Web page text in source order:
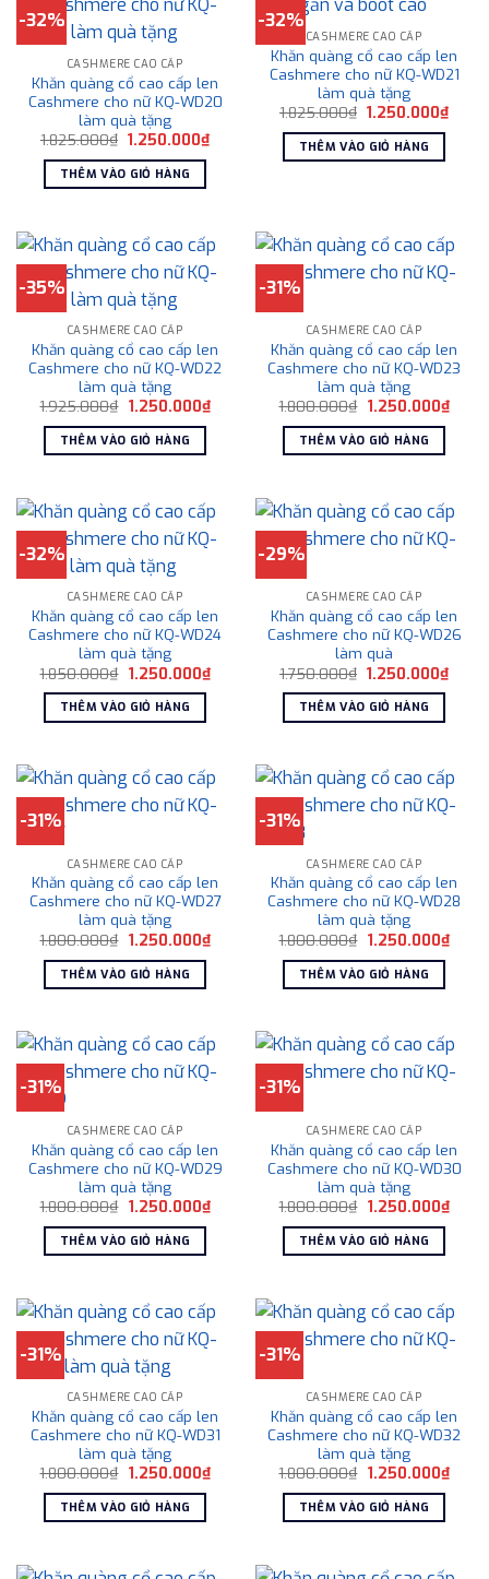
-32%
CASHMERE CAO CẤP
Khăn quàng cổ cao cấp len
Cashmere cho nữ KQ-WD20
làm quà tặng
1.825.000₫ Giá
là:
1.825.000₫.
1.250.000₫Giá
hiện
THÊM VÀO GIỎ HÀNG
-32%
CASHMERE CAO CẤP
Khăn quàng cổ cao cấp len
Cashmere cho nữ KQ-WD21
làm quà tặng
1.825.000₫ Giá
là:
1.825.000₫.
1.250.000₫Giá
hiện
THÊM VÀO GIỎ HÀNG
-35%
CASHMERE CAO CẤP
Khăn quàng cổ cao cấp len
Cashmere cho nữ KQ-WD22
làm quà tặng
1.925.000₫ Giá
là:
1.925.000₫.
1.250.000₫Giá
hiện
1.250.000₫.
THÊM VÀO GIỎ HÀNG
-31%
CASHMERE CAO CẤP
Khăn quàng cổ cao cấp len
Cashmere cho nữ KQ-WD23
làm quà tặng
1.800.000₫ Giá
là:
1.800.000₫.
1.250.000₫Giá
hiện
THÊM VÀO GIỎ HÀNG
-32%
CASHMERE CAO CẤP
Khăn quàng cổ cao cấp len
Cashmere cho nữ KQ-WD24
làm quà tặng
1.850.000₫ Giá
là:
1.850.000₫.
1.250.000₫Giá
hiện
1.250.000₫.
THÊM VÀO GIỎ HÀNG
-29%
CASHMERE CAO CẤP
Khăn quàng cổ cao cấp len
Cashmere cho nữ KQ-WD26
làm quà
1.750.000₫ Giá
là:
1.750.000₫.
1.250.000₫Giá
hiện
THÊM VÀO GIỎ HÀNG
-31%
CASHMERE CAO CẤP
Khăn quàng cổ cao cấp len
Cashmere cho nữ KQ-WD27
làm quà tặng
1.800.000₫ Giá
là:
1.800.000₫.
1.250.000₫Giá
hiện
1.250.000₫.
THÊM VÀO GIỎ HÀNG
-31%
CASHMERE CAO CẤP
Khăn quàng cổ cao cấp len
Cashmere cho nữ KQ-WD28
làm quà tặng
1.800.000₫ Giá
là:
1.800.000₫.
1.250.000₫Giá
hiện
THÊM VÀO GIỎ HÀNG
-31%
CASHMERE CAO CẤP
Khăn quàng cổ cao cấp len
Cashmere cho nữ KQ-WD29
làm quà tặng
1.800.000₫ Giá
là:
1.800.000₫.
1.250.000₫Giá
hiện
1.250.000₫.
THÊM VÀO GIỎ HÀNG
-31%
CASHMERE CAO CẤP
Khăn quàng cổ cao cấp len
Cashmere cho nữ KQ-WD30
làm quà tặng
1.800.000₫ Giá
là:
1.800.000₫.
1.250.000₫Giá
hiện
THÊM VÀO GIỎ HÀNG
-31%
CASHMERE CAO CẤP
Khăn quàng cổ cao cấp len
Cashmere cho nữ KQ-WD31
làm quà tặng
1.800.000₫ Giá
là:
1.800.000₫.
1.250.000₫Giá
THÊM VÀO GIỎ HÀNG
-31%
CASHMERE CAO CẤP
Khăn quàng cổ cao cấp len
Cashmere cho nữ KQ-WD32
làm quà tặng
1.800.000₫ Giá
là:
1.800.000₫.
1.250.000₫Giá
THÊM VÀO GIỎ HÀNG